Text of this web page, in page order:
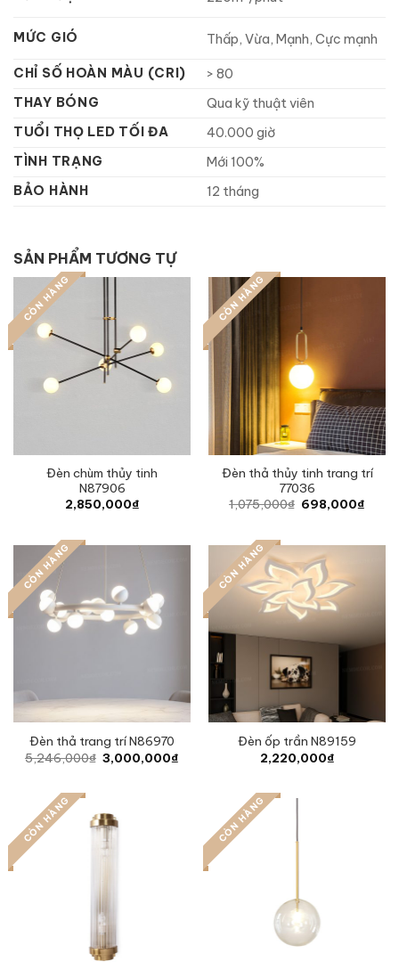
MỨC GIÓ Thấp, Vừa, Mạnh, Cực mạnh
CHỈ SỐ HOÀN MÀU (CRI)
> 80
THAY BÓNG
Qua kỹ thuật viên
TUỔI THỌ LED TỐI ĐA
40.000 giờ
TÌNH TRẠNG
Mới 100%
BẢO HÀNH
12 tháng
SẢN PHẨM TƯƠNG TỰ
CÒN HÀNG
Đèn chùm thủy tinh
N87906
2,850,000₫
CÒN HÀNG
Đèn thả thủy tinh trang trí
77036
1,075,000₫ Original
price
698,000₫
CÒN HÀNG
Đèn thả trang trí N86970
5,246,000₫ Original
price
3,000,000₫
CÒN HÀNG
Đèn ốp trần N89159
2,220,000₫
CÒN HÀNG CÒN HÀNG